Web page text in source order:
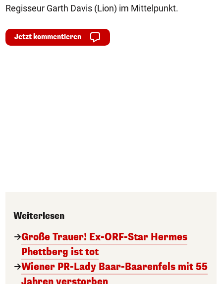
Regisseur Garth Davis (Lion) im Mittelpunkt.
Jetzt kommentieren
Weiterlesen
Große Trauer! Ex-ORF-Star Hermes
Phettberg ist tot
Wiener PR-Lady Baar-Baarenfels mit 55